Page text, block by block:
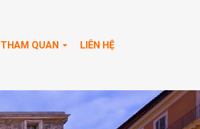
THAM QUAN LIÊN HỆ